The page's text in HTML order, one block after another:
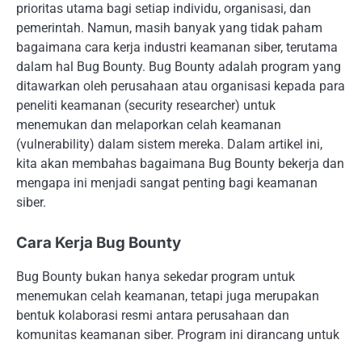
prioritas utama bagi setiap individu, organisasi, dan
pemerintah. Namun, masih banyak yang tidak paham
bagaimana cara kerja industri keamanan siber, terutama
dalam hal Bug Bounty. Bug Bounty adalah program yang
ditawarkan oleh perusahaan atau organisasi kepada para
peneliti keamanan (security researcher) untuk
menemukan dan melaporkan celah keamanan
(vulnerability) dalam sistem mereka. Dalam artikel ini,
kita akan membahas bagaimana Bug Bounty bekerja dan
mengapa ini menjadi sangat penting bagi keamanan
siber.
Cara Kerja Bug Bounty
Bug Bounty bukan hanya sekedar program untuk
menemukan celah keamanan, tetapi juga merupakan
bentuk kolaborasi resmi antara perusahaan dan
komunitas keamanan siber. Program ini dirancang untuk